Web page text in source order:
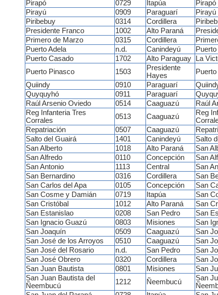
Pirapó
0729 Itapúa
Pirapó
Pirayú
0909 Paraguarí
Pirayú
Piribebuy
0314 Cordillera
Presidente Franco
1002 Alto Paraná
Primero de Marzo
0315 Cordillera
Puerto Adela
n.d. Canindeyú
Puerto Casado
1702 Alto Paraguay
La
Puerto Pinasco
1503
Presidente
Hayes
Quiindy
0910 Paraguarí
Quyquyhó
0911 Paraguarí
Raúl Arsenio Oviedo
0514 Caaguazú
Raúl
Reg Infanteria Tres
Corrales
0513 Caaguazú
Reg
Repatriación
0507 Caaguazú
Salto del Guairá
1401 Canindeyú
Salto
San Alberto
1018 Alto Paraná
San
San Alfredo
0110 Concepción
San
San Antonio
1113 Central
San
San Bernardino
0316 Cordillera
San
San Carlos del Apa
0105 Concepción
San
San Cosme y Damián
0719 Itapúa
San
San Cristóbal
1012 Alto Paraná
San
San Estanislao
0208 San Pedro
San
San Ignacio Guazú
0803 Misiones
San
San Joaquín
0509 Caaguazú
San
San José de los Arroyos
0510 Caaguazú
San
San José del Rosario
n.d. San Pedro
San
San José Obrero
0320 Cordillera
San
San Juan Bautista
0801 Misiones
San
San Juan Bautista del
Ñeembucú
1212 Ñeembucú
San